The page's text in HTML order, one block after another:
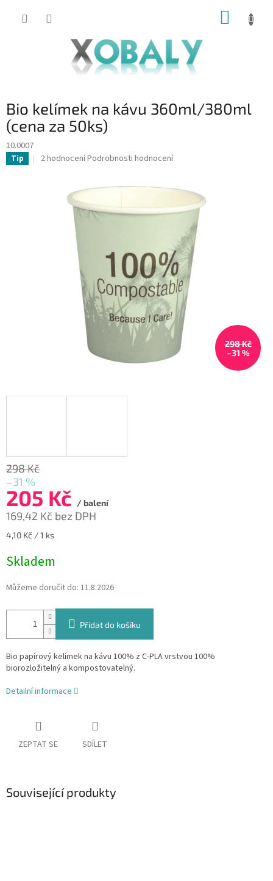
KOŠÍK
Bio kelímek na kávu 360ml/380ml
(cena za 50ks)
10.0007
Tip
Průměrné
hvězdiček.
2 hodnoceníPodrobnosti hodnocení
298 Kč
–31 %
298 Kč
–31 %
205 Kč / balení
169,42 Kč bez DPH
Měrná
4,10 Kč / 1 ks
Skladem
Můžeme doručit do: 11.8.2026
Přidat do košíku
Bio papírový kelímek na kávu 100% z C-PLA vrstvou 100%
biorozložitelný a kompostovatelný.
Detailní informace
ZEPTAT SE SDÍLET
Související produkty